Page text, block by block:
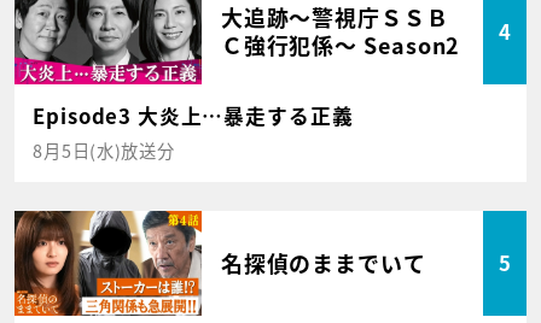
大追跡～警視庁ＳＳＢ
Ｃ強行犯係～ Season2
4
Episode3 大炎上…暴走する正義
8月5日(水)放送分
名探偵のままでいて 5